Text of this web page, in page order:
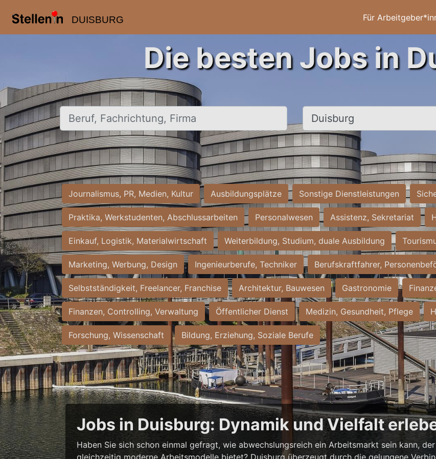
DUISBURG Für
Die besten Jobs in
Beruf, Fachrichtung, Firma Ort, Stadt
Journalismus, PR, Medien, Kultur Ausbildungsplätze Sonstige Dienstleistungen
Praktika, Werkstudenten, Abschlussarbeiten Personalwesen Assistenz, Sekretariat
Einkauf, Logistik, Materialwirtschaft Weiterbildung, Studium, duale Ausbildung
Marketing, Werbung, Design Ingenieurberufe, Techniker Berufskraftfahrer,
Selbstständigkeit, Freelancer, Franchise Architektur, Bauwesen Gastronomie
Finanzen, Controlling, Verwaltung Öffentlicher Dienst Medizin, Gesundheit, Pflege
Forschung, Wissenschaft Bildung, Erziehung, Soziale Berufe
Jobs in Duisburg: Dynamik und Vielfalt
Haben Sie sich schon einmal gefragt, wie abwechslungsreich ein Arbeitsmarkt sein kann,